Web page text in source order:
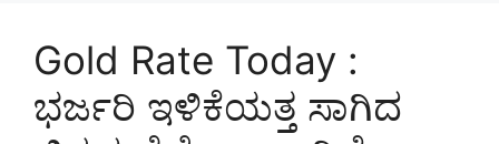
Gold Rate Today :
ಭರ್ಜರಿ ಇಳಿಕೆಯತ್ತ ಸಾಗಿದ